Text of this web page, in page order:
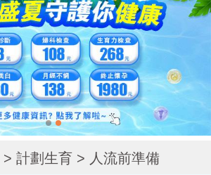
> 計劃生育 > 人流前準備